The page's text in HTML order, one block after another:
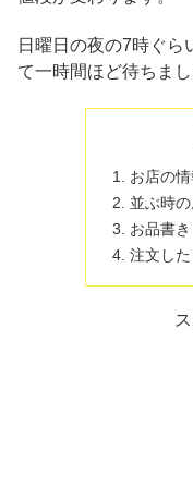
日曜日の夜の7時ぐら
て一時間ほど待ちまし
お店の情
並ぶ時
お品書き
注文した